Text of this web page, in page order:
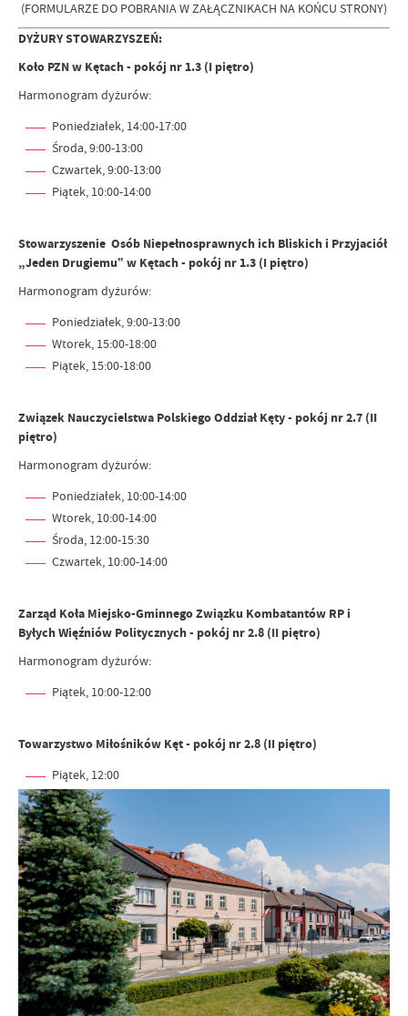
(FORMULARZE DO POBRANIA W ZAŁĄCZNIKACH NA KOŃCU STRONY)
DYŻURY STOWARZYSZEŃ:
Koło PZN w Kętach - pokój nr 1.3 (I piętro)
Harmonogram dyżurów:
Poniedziałek, 14:00-17:00
Środa, 9:00-13:00
Czwartek, 9:00-13:00
Piątek, 10:00-14:00
Stowarzyszenie Osób Niepełnosprawnych ich Bliskich i Przyjaciół
„Jeden Drugiemu‟ w Kętach - pokój nr 1.3 (I piętro)
Harmonogram dyżurów:
Poniedziałek, 9:00-13:00
Wtorek, 15:00-18:00
Piątek, 15:00-18:00
Związek Nauczycielstwa Polskiego Oddział Kęty - pokój nr 2.7 (II
piętro)
Harmonogram dyżurów:
Poniedziałek, 10:00-14:00
Wtorek, 10:00-14:00
Środa, 12:00-15:30
Czwartek, 10:00-14:00
Zarząd Koła Miejsko-Gminnego Związku Kombatantów RP i
Byłych Więźniów Politycznych - pokój nr 2.8 (II piętro)
Harmonogram dyżurów:
Piątek, 10:00-12:00
Towarzystwo Miłośników Kęt - pokój nr 2.8 (II piętro)
Piątek, 12:00